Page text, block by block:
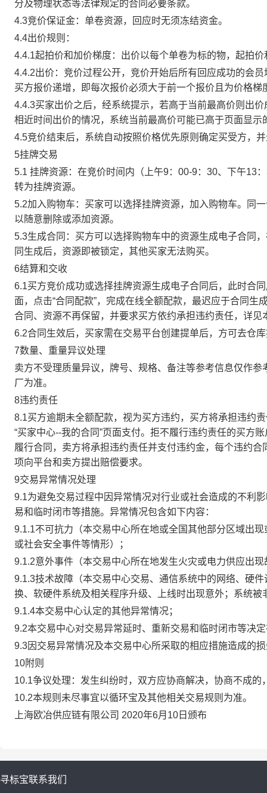
分及物理状态等法律规定的合同必要条款。
4.3竞价保证金：单卷资源，回应时无须冻结资金。
4.4出价规则：
4.4.1起拍价和加价梯度：出价以每个单卷为标的物，起拍
4.4.2出价：竞价过程公开，竞价开始后所有回应成功的会
买方报价递增，即每次报价必须大于前一个报价且为价格
4.4.3买家出价之后，经系统提示，若高于当前最高价则出
相近时间出价的情况，系统当前最高价可能已高于页面显示
4.5竞价结束后，系统自动按照价格优先原则确定买受方，
5挂牌交易
5.1 挂牌资源：在竞价时间内（上午9：00-9：30、下午13
转为挂牌资源。
5.2加入购物车：买家可以选择挂牌资源，加入购物车。同
以随意删除或添加资源。
5.3生成合同：买方可以选择购物车中的资源生成电子合同
同生成后，资源即被锁定，其他买家无法购买。
6结算和交收
6.1买方竞价成功或选择挂牌资源生成电子合同后，此时合
面，点击“合同配款”，完成在线全额配款，最迟应于合同
合同、资源不再保留，并要求买方依约承担违约责任，详见
6.2合同生效后，买家需在交易平台创建提单后，方可去仓
7数量、重量异议处理
卖方不受理质量异议，牌号、规格、备注等参考信息仅作
厂为准。
8违约责任
8.1买方逾期未全额配款，视为买方违约，买方将承担违约
“买家中心--我的合同”页面支付。拒不履行违约责任的买方
履行合同，卖方将承担违约责任并支付违约金，每个违约
项向平台和卖方提出赔偿要求。
9交易异常情况处理
9.1为避免交易过程中因异常情况对行业或社会造成的不利
易和临时闭市等措施。异常情况包含如下内容：
9.1.1不可抗力（本交易中心所在地或全国其他部分区域出
或社会安全事件等情形）；
9.1.2意外事件（本交易中心所在地发生火灾或电力供应出
9.1.3技术故障（本交易中心交易、通信系统中的网络、硬
换、软硬件系统及相关程序升级、上线时出现意外；系统
9.1.4本交易中心认定的其他异常情况；
9.2本交易中心对交易异常延时、重新交易和临时闭市等决
9.3因交易异常情况及本交易中心所采取的相应措施造成的
10附则
10.1争议处理：发生纠纷时，双方应协商解决，协商不成
10.2本规则未尽事宜以循环宝及其他相关交易规则为准。
上海欧冶供应链有限公司 2020年6月10日颁布
寻标宝联系我们